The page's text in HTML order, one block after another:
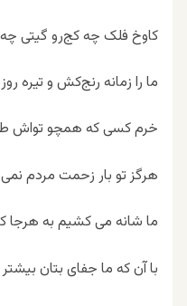
کاوخ فلک چه کج‌رو گیتی
ما را زمانه رنج‌کش و تیره
خرم کسی که همچو تواش
هرگز تو بار زحمت مردم
ما شانه می کشیم به هرجا
با آن که ما جفای بتان